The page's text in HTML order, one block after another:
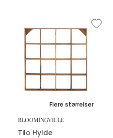
Flere størrelser
BLOOMINGVILLE
Tilo Hylde